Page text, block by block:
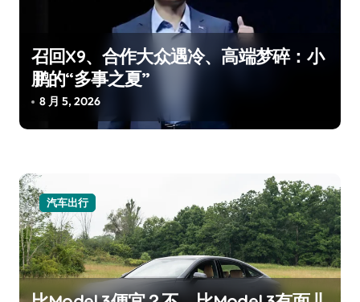
召回X9、合作大众遇冷、高端梦碎：小
鹏的“多事之夏”
8 月 5, 2026
汽车出行